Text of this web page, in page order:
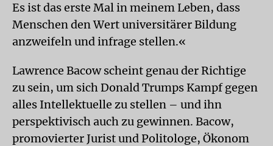
Es ist das erste Mal in meinem Leben, dass
Menschen den Wert universitärer Bildung
anzweifeln und infrage stellen.«
Lawrence Bacow scheint genau der Richtige
zu sein, um sich Donald Trumps Kampf gegen
alles Intellektuelle zu stellen – und ihn
perspektivisch auch zu gewinnen. Bacow,
promovierter Jurist und Politologe, Ökonom